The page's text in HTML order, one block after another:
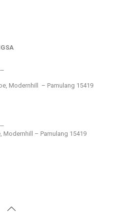
Modernhill – Pamulang 15419
Modernhill – Pamulang 15419